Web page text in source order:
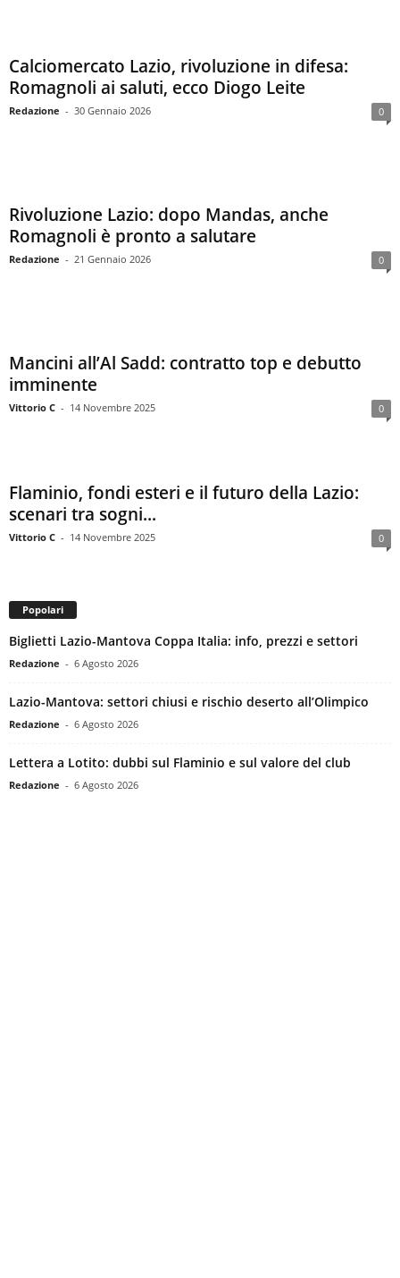
Calciomercato Lazio, rivoluzione in difesa:
Romagnoli ai saluti, ecco Diogo Leite
Redazione - 30 Gennaio 2026 0
Rivoluzione Lazio: dopo Mandas, anche
Romagnoli è pronto a salutare
Redazione - 21 Gennaio 2026 0
Mancini all’Al Sadd: contratto top e debutto
imminente
Vittorio C - 14 Novembre 2025 0
Flaminio, fondi esteri e il futuro della Lazio:
scenari tra sogni...
Vittorio C - 14 Novembre 2025 0
Popolari
Biglietti Lazio-Mantova Coppa Italia: info, prezzi e settori
Redazione - 6 Agosto 2026
Lazio-Mantova: settori chiusi e rischio deserto all’Olimpico
Redazione - 6 Agosto 2026
Lettera a Lotito: dubbi sul Flaminio e sul valore del club
Redazione - 6 Agosto 2026